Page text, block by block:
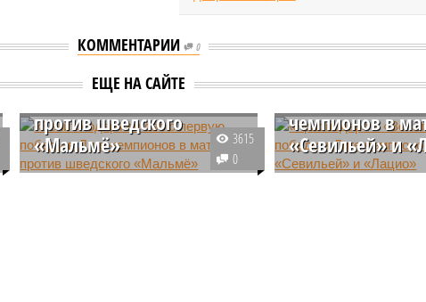
КОММЕНТАРИИ 0
ЕЩЕ НА САЙТЕ
«Зенит» одержал свою
первую победу в Лиге
чемпионов в матче
против шведского
«Мальмё»
Санкт-петербургский «Зенит»
3615
0
«Краснодар» и
чемпионов в
«Севильей» и
Третий тур Лиги